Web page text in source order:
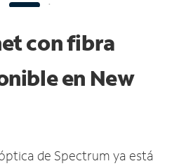
con fibra
en New
de Spectrum ya está